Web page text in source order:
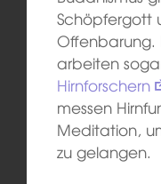
Schöpfergott
Offenbarung.
arbeiten
Hirnforschern
messen
Meditation,
zu gelangen.